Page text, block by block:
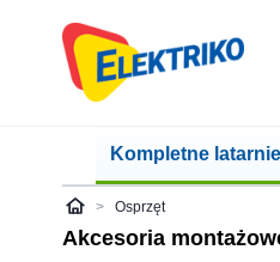
Kompletne latarnie
ElektrikoOsprzęt
Akcesoria